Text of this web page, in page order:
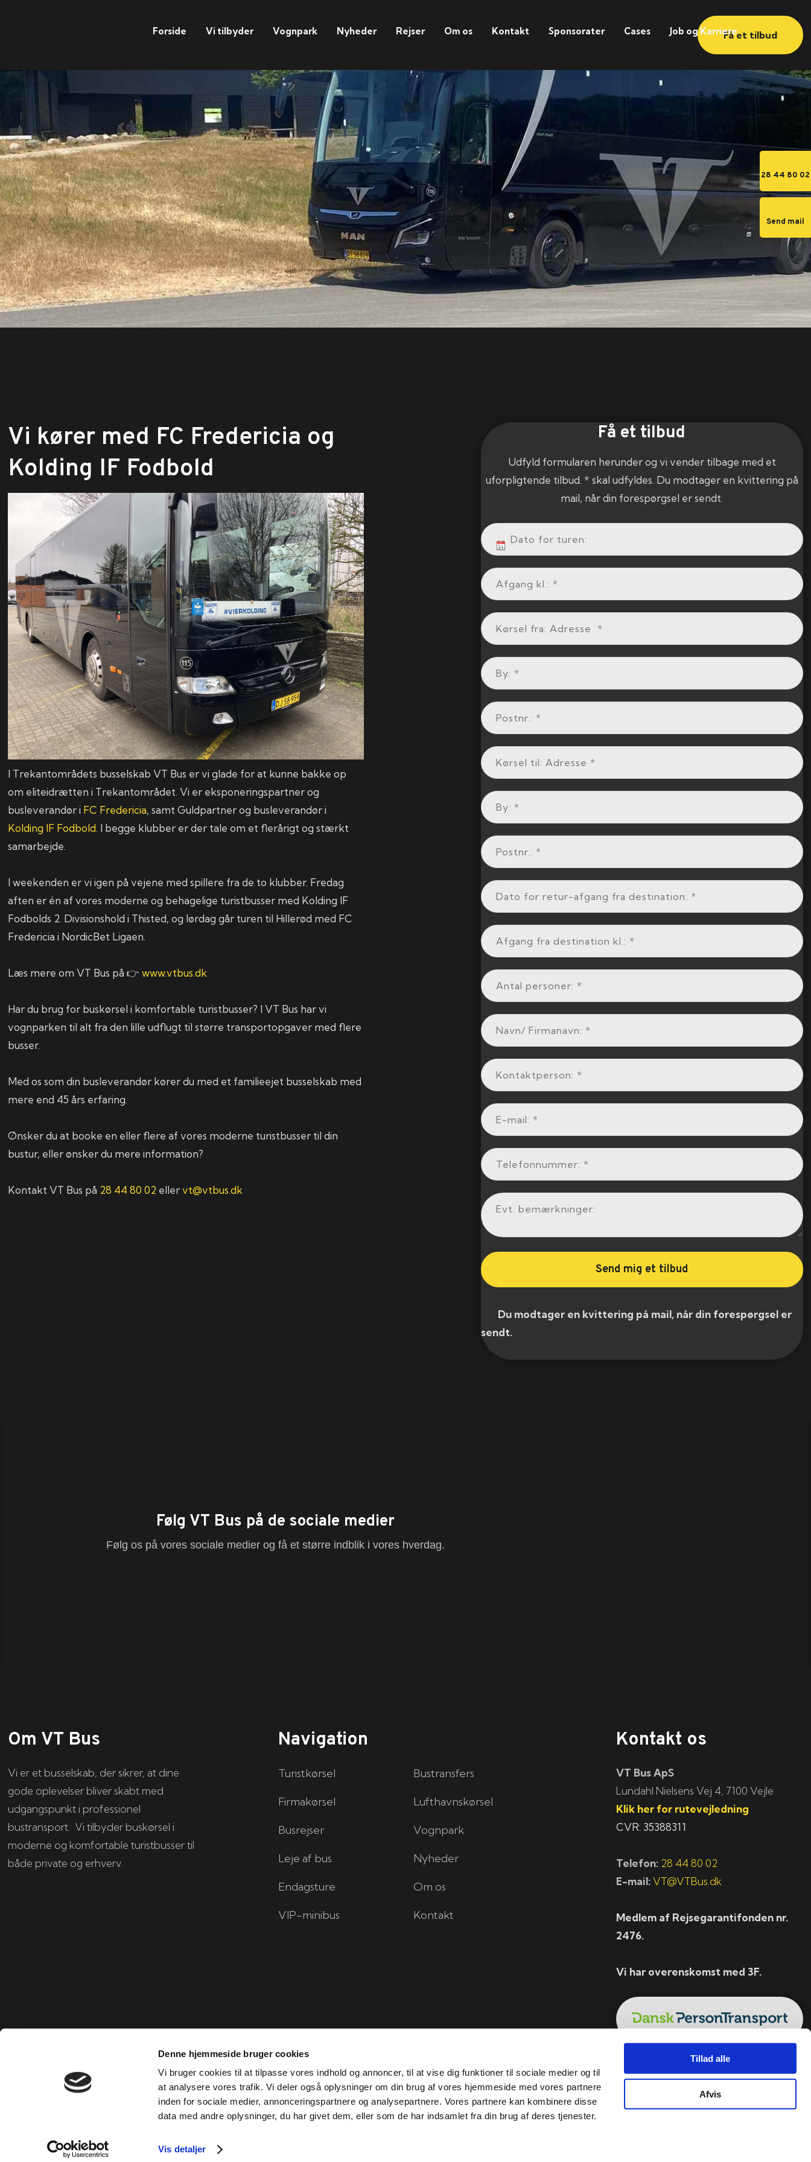
Denne hjemmeside bruger cookies
Vi bruger cookies til at tilpasse vores indhold og annoncer, til at vise dig funktioner til sociale medier og til
at analysere vores trafik. Vi deler også oplysninger om din brug af vores hjemmeside med vores partnere
inden for sociale medier, annonceringspartnere og analysepartnere. Vores partnere kan kombinere disse
data med andre oplysninger, du har givet dem, eller som de har indsamlet fra din brug af deres tjenester.
Vis detaljer
Tillad alle
Afvis
28 44 80 02
Send mail
Forside Vi tilbyder Vognpark Nyheder Rejser Om os Kontakt Sponsorater Cases Job og KarriereFå et tilbud
Vi kører med FC Fredericia og
Kolding IF Fodbold
I Trekantområdets busselskab VT Bus er vi glade for at kunne bakke op
om eliteidrætten i Trekantområdet. Vi er eksponeringspartner og
busleverandør i FC Fredericia, samt Guldpartner og busleverandør i
Kolding IF Fodbold. I begge klubber er der tale om et flerårigt og stærkt
samarbejde.
I weekenden er vi igen på vejene med spillere fra de to klubber. Fredag
aften er én af vores moderne og behagelige turistbusser med Kolding IF
Fodbolds 2. Divisionshold i Thisted, og lørdag går turen til Hillerød med FC
Fredericia i NordicBet Ligaen.
Læs mere om VT Bus på 👉www.vtbus.dk
Har du brug for buskørsel i komfortable turistbusser? I VT Bus har vi
vognparken til alt fra den lille udflugt til større transportopgaver med flere
busser.
Med os som din busleverandør kører du med et familieejet busselskab med
mere end 45 års erfaring.
Ønsker du at booke en eller flere af vores moderne turistbusser til din
bustur, eller ønsker du mere information?
Kontakt VT Bus på 28 44 80 02 ellervt@vtbus.dk
Få et tilbud
Udfyld formularen herunder og vi vender tilbage med et
uforpligtende tilbud. * skal udfyldes. Du modtager en kvittering på
mail, når din forespørgsel er sendt.
​ Du modtager en kvittering på mail, når din forespørgsel er
sendt.​
Følg VT Bus på de sociale medier
Følg os på vores sociale medier og få et større indblik i vores hverdag.
Om VT Bus
Vi er et busselskab, der sikrer, at dine
gode oplevelser bliver skabt med
udgangspunkt i professionel
bustransport. Vi tilbyder buskørsel i
moderne og komfortable turistbusser til
både private og erhverv.
Navigation
Turistkørsel
Firmakørsel
Busrejser
Leje af bus
Endagsture
VIP-minibus
Bustransfers
Lufthavnskørsel
Vognpark
Nyheder
Om os
Kontakt
Kontakt os
VT Bus ApS
​​​Lundahl Nielsens Vej 4, 7100 Vejle
Klik her for rutevejledning
CVR: 35388311
Telefon: 28 44 80 02
E-mail:VT@VTBus.dk
Medlem af Rejsegarantifonden nr.
2476.
Vi har overenskomst med 3F.
Created and hosted by Group Online